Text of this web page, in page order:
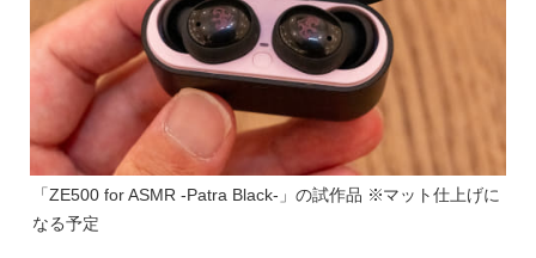
「ZE500 for ASMR -Patra Black-」の試作品 ※マット仕上げに
なる予定